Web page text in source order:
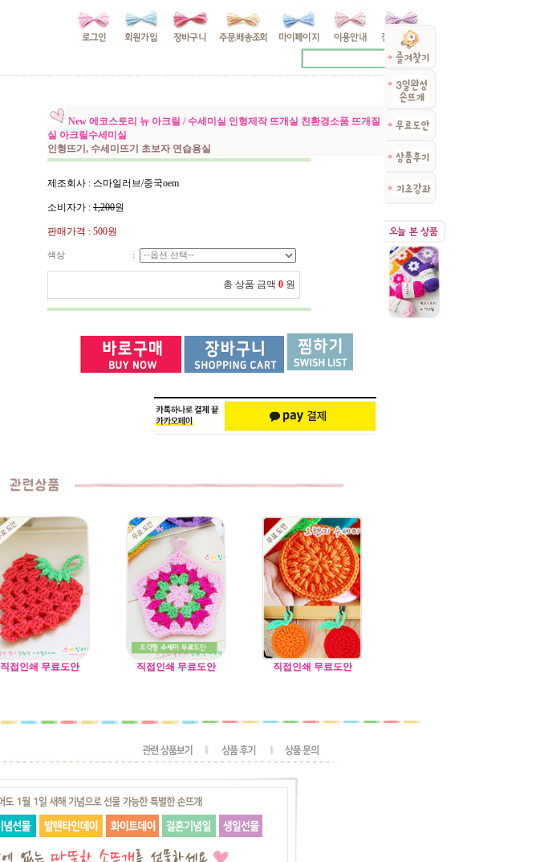
New 에코스토리 뉴 아크릴 / 수세미실 인형제작 뜨개실 친환경소품 뜨개질
실 아크릴수세미실
인형뜨기, 수세미뜨기 초보자 연습용실
제조회사 : 스마일러브/중국oem
소비자가 : 1,200원
판매가격 : 500원
색상 :
총 상품 금액 0 원
직접인쇄 무료도안 직접인쇄 무료도안 직접인쇄 무료도안